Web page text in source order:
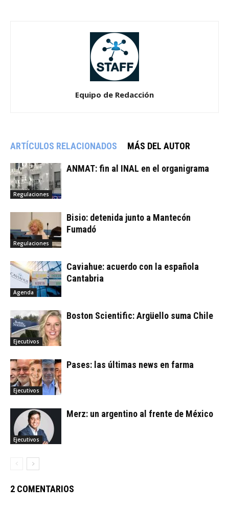
Equipo de Redacción
ARTÍCULOS RELACIONADOS MÁS DEL AUTOR
Regulaciones
ANMAT: fin al INAL en el organigrama
Regulaciones
Bisio: detenida junto a Mantecón
Fumadó
Agenda
Caviahue: acuerdo con la española
Cantabria
Ejecutivos
Boston Scientific: Argüello suma Chile
Ejecutivos
Pases: las últimas news en farma
Ejecutivos
Merz: un argentino al frente de México
2 COMENTARIOS